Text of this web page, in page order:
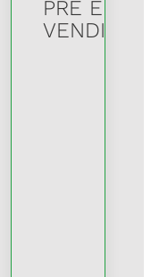
PRE E
VENDITA